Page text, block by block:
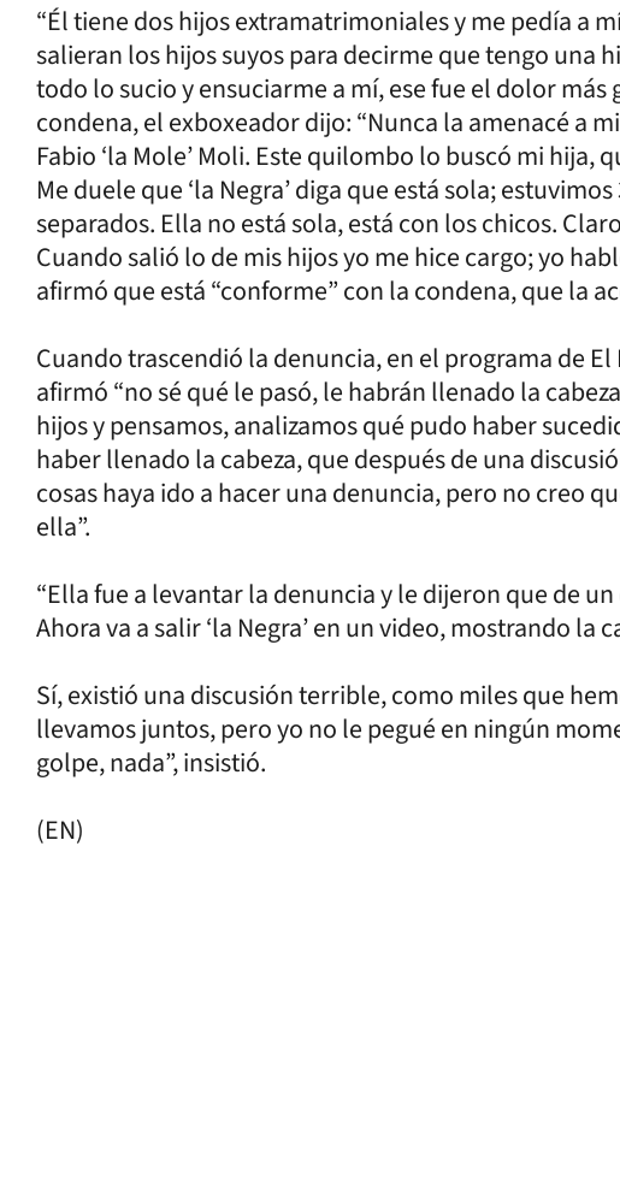
“Él tiene dos hijos extramatrimoniales y me pedía a
salieran los hijos suyos para decirme que tengo una
todo lo sucio y ensuciarme a mí, ese fue el dolor más
condena, el exboxeador dijo: “Nunca la amenacé a
Fabio ‘la Mole’ Moli. Este quilombo lo buscó mi hija,
Me duele que ‘la Negra’ diga que está sola;
separados. Ella no está sola, está con los chicos.
Cuando salió lo de mis hijos yo me hice cargo; yo
afirmó que está “conforme” con la condena, que la
Cuando trascendió la denuncia, en el programa de
afirmó “no sé qué le pasó, le habrán llenado la
hijos y pensamos, analizamos qué pudo haber
haber llenado la cabeza, que después de una
cosas haya ido a hacer una denuncia, pero no creo
ella”.
“Ella fue a levantar la denuncia y le dijeron que de
Ahora va a salir ‘la Negra’ en un video, mostrando la
Sí, existió una discusión terrible, como miles que
llevamos juntos, pero yo no le pegué en ningún
golpe, nada”, insistió.
(EN)